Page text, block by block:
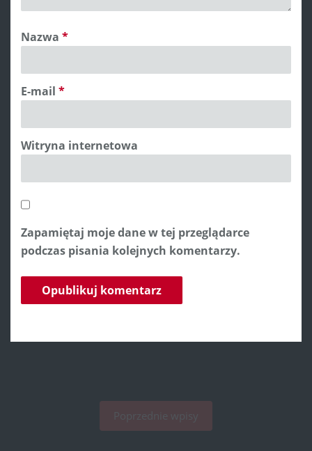
Nazwa *
E-mail *
Witryna internetowa
Zapamiętaj moje dane w tej przeglądarce
podczas pisania kolejnych komentarzy.